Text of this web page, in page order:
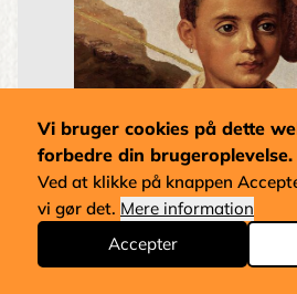
Vi bruger cookies på dette
forbedre din brugeroplevelse.
Ved at klikke på knappen
vi gør det. Mere information
Accepter